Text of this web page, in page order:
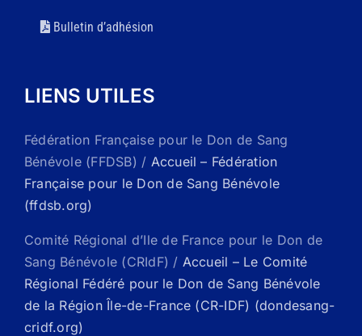
Bulletin d’adhésion
LIENS UTILES
Fédération Française pour le Don de Sang
Bénévole (FFDSB) / Accueil – Fédération
Française pour le Don de Sang Bénévole
(ffdsb.org)
Comité Régional d’Ile de France pour le Don de
Sang Bénévole (CRIdF) / Accueil – Le Comité
Régional Fédéré pour le Don de Sang Bénévole
de la Région Île-de-France (CR-IDF) (dondesang-
cridf.org)